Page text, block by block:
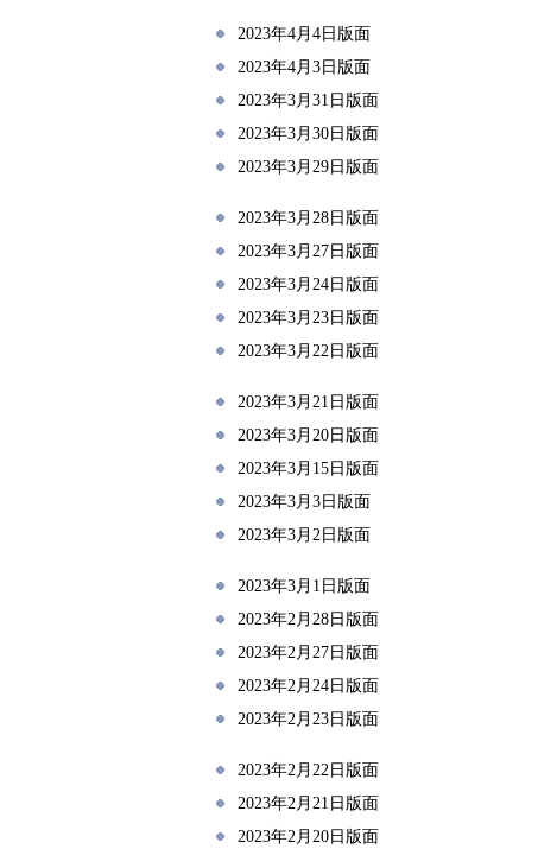
2023年4月4日版面
2023年4月3日版面
2023年3月31日版面
2023年3月30日版面
2023年3月29日版面
2023年3月28日版面
2023年3月27日版面
2023年3月24日版面
2023年3月23日版面
2023年3月22日版面
2023年3月21日版面
2023年3月20日版面
2023年3月15日版面
2023年3月3日版面
2023年3月2日版面
2023年3月1日版面
2023年2月28日版面
2023年2月27日版面
2023年2月24日版面
2023年2月23日版面
2023年2月22日版面
2023年2月21日版面
2023年2月20日版面